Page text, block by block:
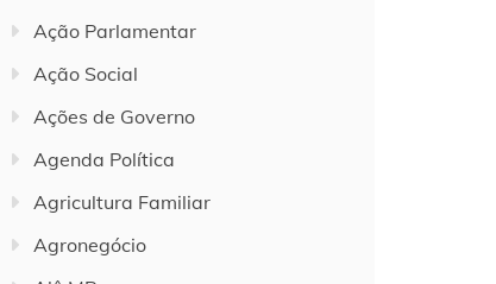
Ação Parlamentar
Ação Social
Ações de Governo
Agenda Política
Agricultura Familiar
Agronegócio